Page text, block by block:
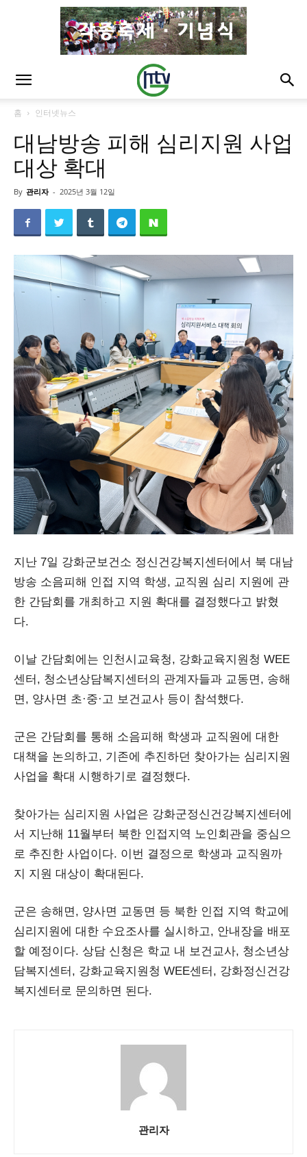
홈 인터넷뉴스
대남방송 피해 심리지원 사업
대상 확대
By 관리자 - 2025년 3월 12일
지난 7일 강화군보건소 정신건강복지센터에서 북 대남
방송 소음피해 인접 지역 학생, 교직원 심리 지원에 관
한 간담회를 개최하고 지원 확대를 결정했다고 밝혔
다.
이날 간담회에는 인천시교육청, 강화교육지원청 WEE
센터, 청소년상담복지센터의 관계자들과 교동면, 송해
면, 양사면 초·중·고 보건교사 등이 참석했다.
군은 간담회를 통해 소음피해 학생과 교직원에 대한
대책을 논의하고, 기존에 추진하던 찾아가는 심리지원
사업을 확대 시행하기로 결정했다.
찾아가는 심리지원 사업은 강화군정신건강복지센터에
서 지난해 11월부터 북한 인접지역 노인회관을 중심으
로 추진한 사업이다. 이번 결정으로 학생과 교직원까
지 지원 대상이 확대된다.
군은 송해면, 양사면 교동면 등 북한 인접 지역 학교에
심리지원에 대한 수요조사를 실시하고, 안내장을 배포
할 예정이다. 상담 신청은 학교 내 보건교사, 청소년상
담복지센터, 강화교육지원청 WEE센터, 강화정신건강
복지센터로 문의하면 된다.
관리자